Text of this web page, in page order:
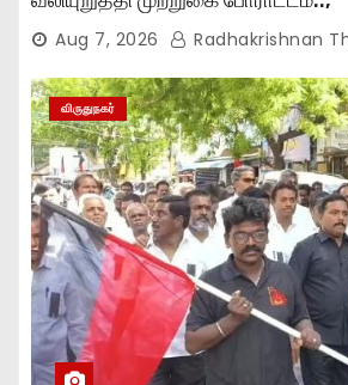
Aug 7, 2026 Radhakrishnan
விருதுநகர்